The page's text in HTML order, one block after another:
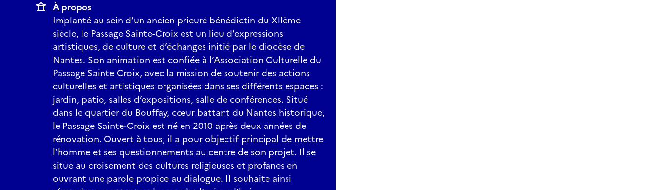
À propos
Implanté au sein d’un ancien prieuré bénédictin du Xllème
siècle, le Passage Sainte-Croix est un lieu d’expressions
artistiques, de culture et d’échanges initié par le diocèse de
Nantes. Son animation est confiée à l’Association Culturelle du
Passage Sainte Croix, avec la mission de soutenir des actions
culturelles et artistiques organisées dans ses différents espaces :
jardin, patio, salles d’expositions, salle de conférences. Situé
dans le quartier du Bouffay, cœur battant du Nantes historique,
le Passage Sainte-Croix est né en 2010 après deux années de
rénovation. Ouvert à tous, il a pour objectif principal de mettre
l’homme et ses questionnements au centre de son projet. Il se
situe au croisement des cultures religieuses et profanes en
ouvrant une parole propice au dialogue. Il souhaite ainsi